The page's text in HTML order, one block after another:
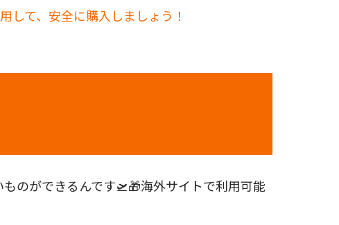
して、安全に購入しましょう！
のができるんです🛫🎁海外サイトで利用可能